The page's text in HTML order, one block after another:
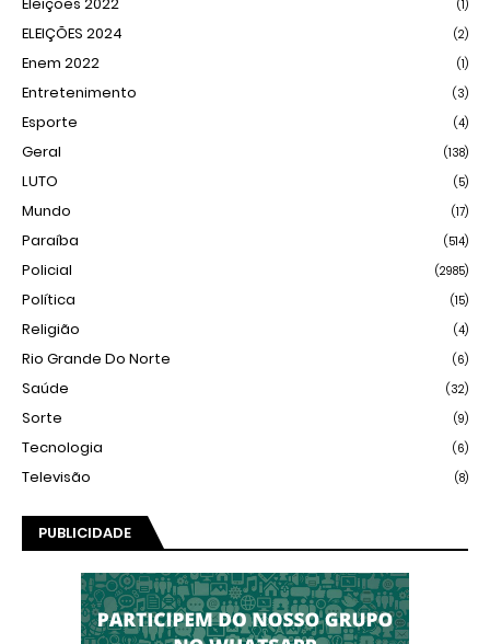
Eleições 2022 (1)
ELEIÇÕES 2024 (2)
Enem 2022 (1)
Entretenimento (3)
Esporte (4)
Geral (138)
LUTO (5)
Mundo (17)
Paraíba (514)
Policial (2985)
Política (15)
Religião (4)
Rio Grande Do Norte (6)
Saúde (32)
Sorte (9)
Tecnologia (6)
Televisão (8)
PUBLICIDADE